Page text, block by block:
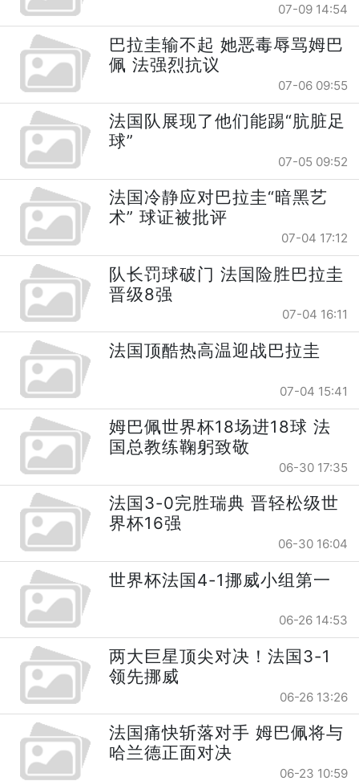
07-09 14:54
巴拉圭输不起 她恶毒辱骂姆巴
佩 法强烈抗议
07-06 09:55
法国队展现了他们能踢“肮脏足
球”
07-05 09:52
法国冷静应对巴拉圭“暗黑艺
术” 球证被批评
07-04 17:12
队长罚球破门 法国险胜巴拉圭
晋级8强
07-04 16:11
法国顶酷热高温迎战巴拉圭
07-04 15:41
姆巴佩世界杯18场进18球 法
国总教练鞠躬致敬
06-30 17:35
法国3-0完胜瑞典 晋轻松级世
界杯16强
06-30 16:04
世界杯法国4-1挪威小组第一
06-26 14:53
两大巨星顶尖对决！法国3-1
领先挪威
06-26 13:26
法国痛快斩落对手 姆巴佩将与
哈兰德正面对决
06-23 10:59